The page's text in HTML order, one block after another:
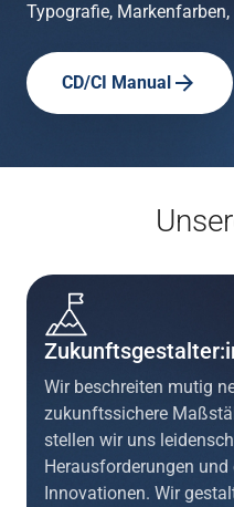
Typografie,
CD/CI Manual
Wir beschreiten mutig
zukunftssichere
stellen wir uns
Herausforderungen
Innovationen. Wir